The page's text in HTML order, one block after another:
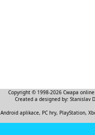
Copyright © 1998-2026 Cwapa
Created a designed by: Stanislav
Android aplikace, PC hry, PlayStation,